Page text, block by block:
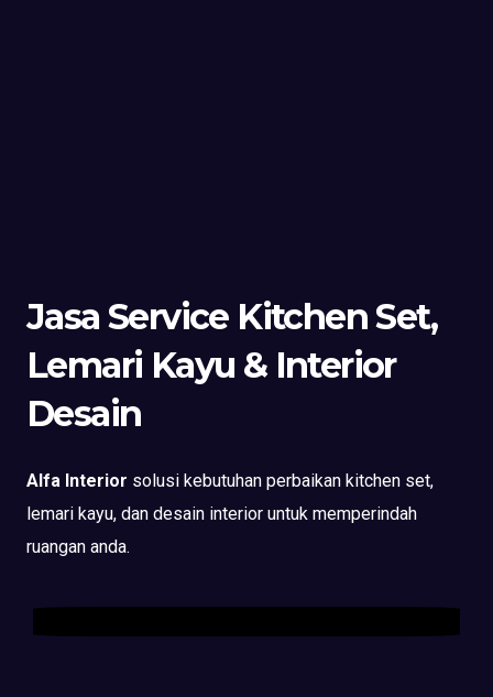
Jasa Service Kitchen Set,
Lemari Kayu & Interior
Desain
Alfa Interior solusi kebutuhan perbaikan kitchen set,
lemari kayu, dan desain interior untuk memperindah
ruangan anda.